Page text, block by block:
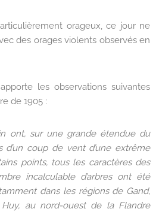
orageux, ce jour ne
des orages violents observés en
les observations suivantes
de 1905 :
ont, sur une grande étendue du
d’un coup de vent d’une extrême
points, tous les caractères des
incalculable d’arbres ont été
dans les régions de Gand,
au nord-ouest de la Flandre